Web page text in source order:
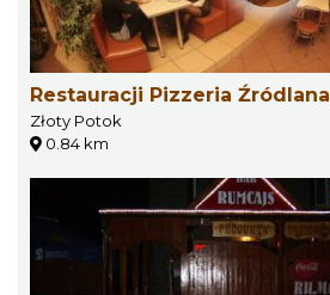
Restauracji Pizzeria Źródlana
Złoty Potok
0.84 km